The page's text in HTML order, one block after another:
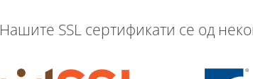
Нашите SSL сертификати се од